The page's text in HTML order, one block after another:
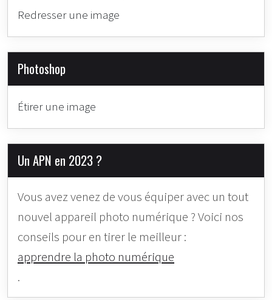
Redresser une image
Photoshop
Étirer une image
Un APN en 2023 ?
Vous avez venez de vous équiper avec un tout
nouvel appareil photo numérique ? Voici nos
conseils pour en tirer le meilleur :
apprendre la photo numérique
.